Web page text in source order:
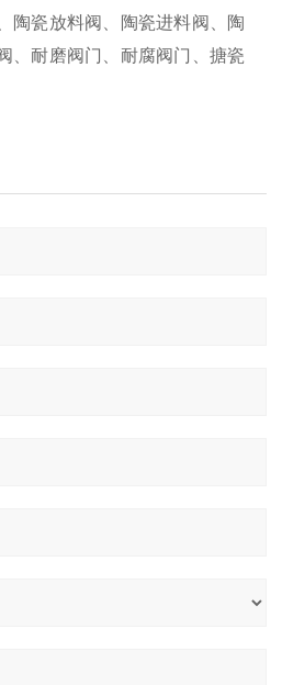
陶瓷放料阀、陶瓷进料阀、陶
、耐磨阀门、耐腐阀门、搪瓷